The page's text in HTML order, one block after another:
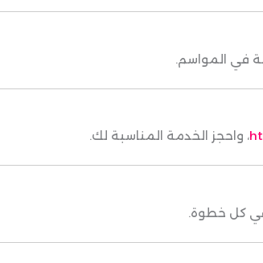
في المواسم.
، واحجز الخدمة المناسبة لك.
في كل خطوة.